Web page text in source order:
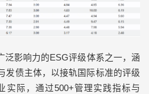
泛影响力的ESG评级体系之一，涵
发债主体，以接轨国际标准的评级
实际，通过500+管理实践指标与